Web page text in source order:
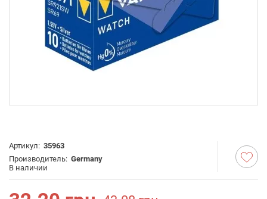
Артикул: 35963
Производитель: Germany
В наличии